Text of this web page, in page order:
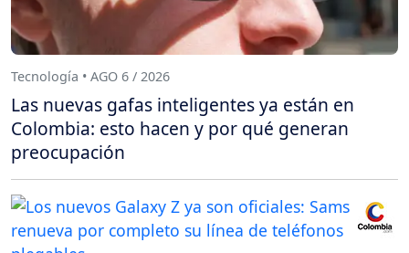
Tecnología • AGO 6 / 2026
Las nuevas gafas inteligentes ya están en
Colombia: esto hacen y por qué generan
preocupación